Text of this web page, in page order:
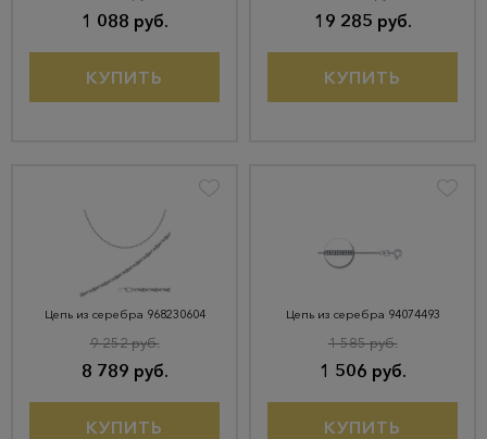
1 088 руб.
КУПИТЬ
19 285 руб.
КУПИТЬ
Цепь из серебра 968230604
8 789 руб.
9 252 руб.
КУПИТЬ
Цепь из серебра 94074493
1 506 руб.
1 585 руб.
КУПИТЬ